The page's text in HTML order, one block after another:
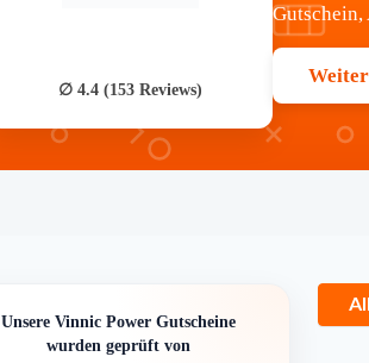
∅ 4.4 (153 Reviews)
Gutschein,
Unsere Vinnic Power Gutscheine
wurden geprüft von